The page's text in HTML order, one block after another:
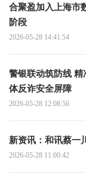
合聚盈加入上海市
阶段
2026-05-28 14:41:54
警银联动筑防线
体反诈安全屏障
2026-05-28 12:08:56
新资讯：和讯蔡一
2026-05-28 11:00:42